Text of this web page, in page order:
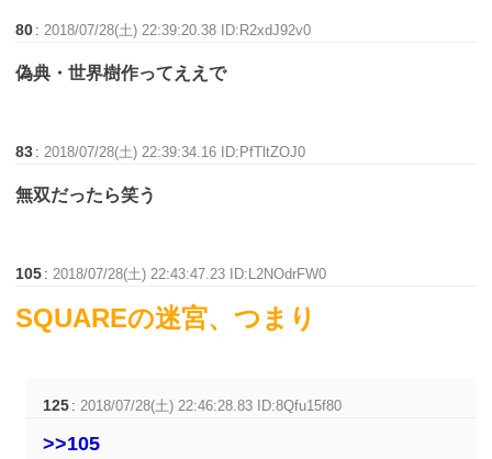
80 :2018/07/28(土) 22:39:20.38 ID:R2xdJ92v0
偽典・世界樹作ってええで
83 :2018/07/28(土) 22:39:34.16 ID:PfTltZOJ0
無双だったら笑う
105 :2018/07/28(土) 22:43:47.23 ID:L2NOdrFW0
SQUAREの迷宮、つまり
125 :2018/07/28(土) 22:46:28.83 ID:8Qfu15f80
>>105